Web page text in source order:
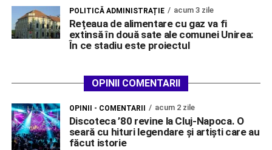
POLITICĂ ADMINISTRAȚIE acum 3 zile
Rețeaua de alimentare cu gaz va fi
extinsă în două sate ale comunei Unirea:
În ce stadiu este proiectul
OPINII COMENTARII
OPINII - COMENTARII acum 2 zile
Discoteca ’80 revine la Cluj-Napoca. O
seară cu hituri legendare și artiști care au
făcut istorie